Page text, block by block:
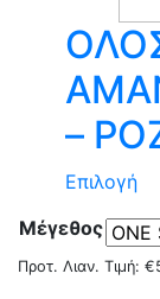
–
Επιλογή
Μέγεθος
Προτ. Λιαν. Τιμή: €